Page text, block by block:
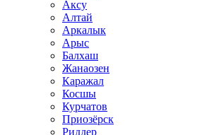
Аксу
Алтай
Аркалык
Арыс
Балхаш
Жанаозен
Каражал
Косшы
Курчатов
Приозёрск
Риддер